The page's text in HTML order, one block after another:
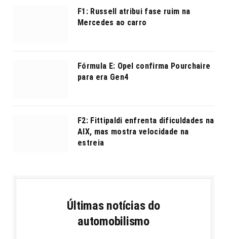
F1: Russell atribui fase ruim na
Mercedes ao carro
Fórmula E: Opel confirma Pourchaire
para era Gen4
F2: Fittipaldi enfrenta dificuldades na
AIX, mas mostra velocidade na
estreia
Últimas notícias do
automobilismo